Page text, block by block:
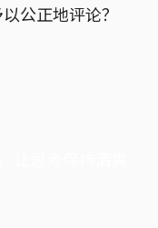
公正地评论？